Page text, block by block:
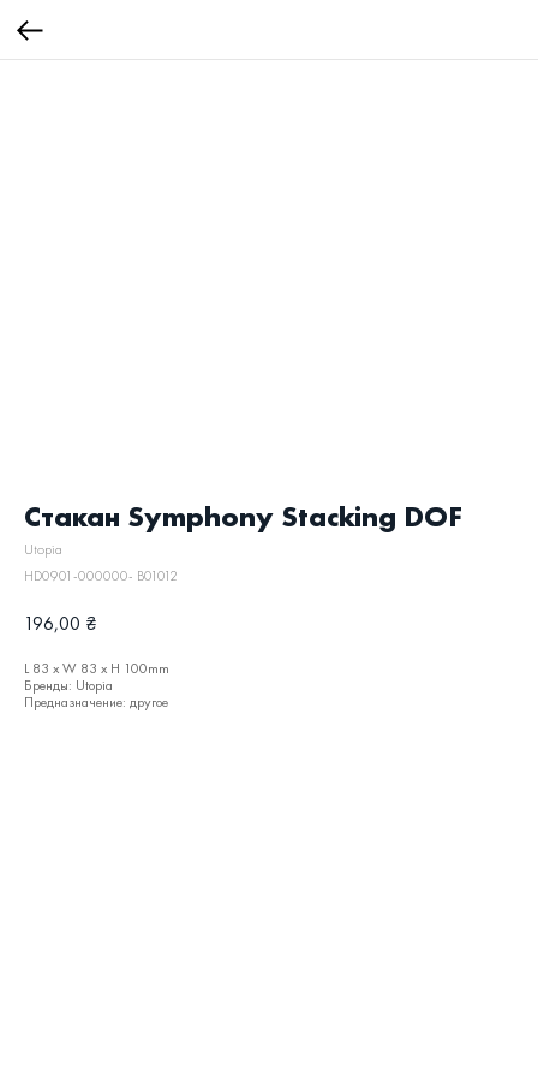
Стакан Symphony Stacking DOF
Utopia
HD0901-000000- B01012
196,00 ₴
L 83 x W 83 x H 100mm
Бренды: Utopia
Предназначение: другое